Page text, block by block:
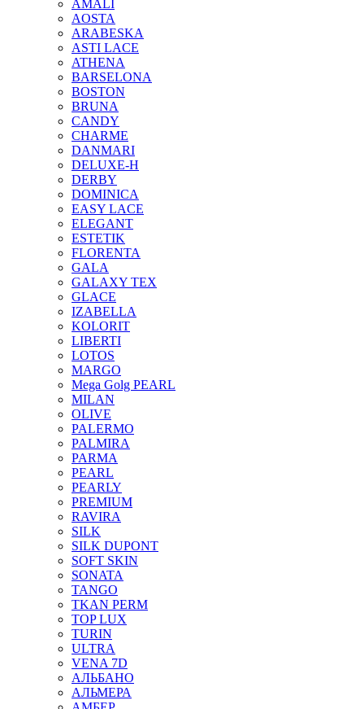
AMALI
AOSTA
ARABESKA
ASTI LACE
ATHENA
BARSELONA
BOSTON
BRUNA
CANDY
CHARME
DANMARI
DELUXE-H
DERBY
DOMINICA
EASY LACE
ELEGANT
ESTETIK
FLORENTA
GALA
GALAXY TEX
GLACE
IZABELLA
KOLORIT
LIBERTI
LOTOS
MARGO
Mega Golg PEARL
MILAN
OLIVE
PALERMO
PALMIRA
PARMA
PEARL
PEARLY
PREMIUM
RAVIRA
SILK
SILK DUPONT
SOFT SKIN
SONATA
TANGO
TKAN PERM
TOP LUX
TURIN
ULTRA
VENA 7D
АЛЬБАНО
АЛЬМЕРА